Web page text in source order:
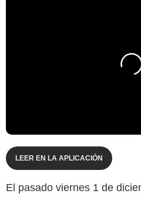
LEER EN LA APLICACIÓN
El pasado viernes 1 de